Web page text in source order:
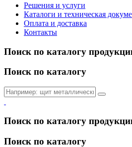
Решения и услуги
Каталоги и техническая
Оплата и доставка
Контакты
Поиск по каталогу
Поиск по каталогу
Поиск по каталогу
Поиск по каталогу